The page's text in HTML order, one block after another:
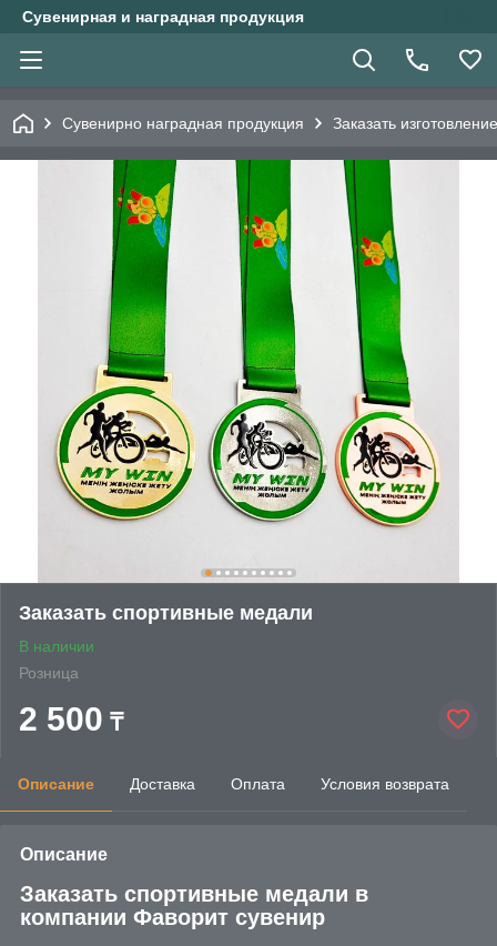
Сувенирная и наградная продукция
Сувенирно наградная продукция Заказать
Заказать спортивные медали
В наличии
Розница
2 500 ₸
Описание Доставка Оплата Условия возврата
Описание
Заказать спортивные медали в
компании Фаворит сувенир